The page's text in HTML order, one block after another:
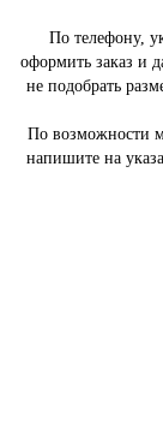
По телефону,
оформить заказ и
не подобрать
По возможности
напишите на